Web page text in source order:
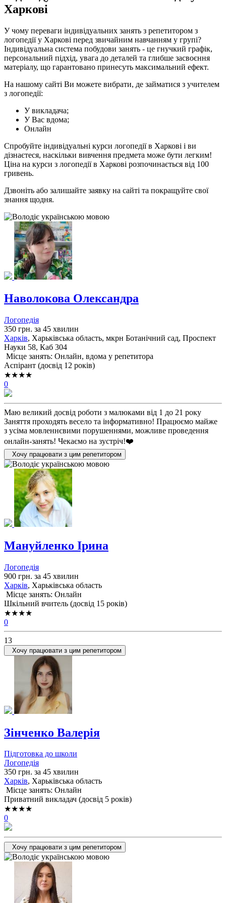
Харкові
У чому переваги індивідуальних занять з репетитором з
логопедії у Харкові перед звичайним навчанням у групі?
Індивідуальна система побудови занять - це гнучкий графік,
персональний підхід, увага до деталей та глибше засвоєння
матеріалу, що гарантовано принесуть максимальний ефект.
На нашому сайті Ви можете вибрати, де займатися з учителем
з логопедії:
У викладача;
У Вас вдома;
Онлайн
Спробуйте індивідуальні курси логопедії в Харкові і ви
дізнаєтеся, наскільки вивчення предмета може бути легким!
Ціна на курси з логопедії в Харкові розпочинається від 100
гривень.
Дзвоніть або залишайте заявку на сайті та покращуйте свої
знання щодня.
Наволокова Олександра
Логопедія
350 грн. за 45 хвилин
Харків, Харьківська область, мкрн Ботанічний сад, Проспект
Науки 58, Каб 304
Місце занять: Онлайн, вдома у репетитора
Аспірант (досвід 12 років)
★★★★
0
Маю великий досвід роботи з малюками від 1 до 21 року
Заняття проходять весело та інформативно! Працюємо майже
з усіма мовленнєвими порушеннями, можливе проведення
онлайн-занять! Чекаємо на зустріч!❤️
Хочу працювати з цим репетитором
Мануйленко Ірина
Логопедія
900 грн. за 45 хвилин
Харків, Харьківська область
Місце занять: Онлайн
Шкільний вчитель (досвід 15 років)
★★★★
0
13
Хочу працювати з цим репетитором
Зінченко Валерія
Підготовка до школи
Логопедія
350 грн. за 45 хвилин
Харків, Харьківська область
Місце занять: Онлайн
Приватний викладач (досвід 5 років)
★★★★
0
Хочу працювати з цим репетитором